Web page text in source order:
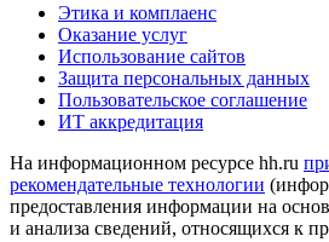
Этика и комплаенс
Оказание услуг
Использование сайтов
Защита персональных данных
Пользовательское соглашение
ИТ аккредитация
На информационном ресурсе hh.ru
рекомендательные технологии
предоставления информации на
и анализа сведений, относящихся к